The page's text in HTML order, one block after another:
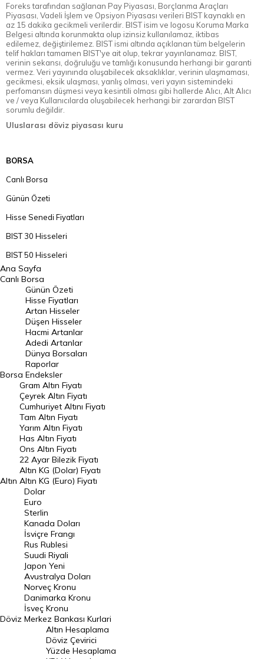
Foreks tarafından sağlanan Pay Piyasası, Borçlanma Araçları
Piyasası, Vadeli İşlem ve Opsiyon Piyasası verileri BIST kaynaklı en
az 15 dakika gecikmeli verilerdir. BIST isim ve logosu Koruma Marka
Belgesi altında korunmakta olup izinsiz kullanılamaz, iktibas
edilemez, değiştirilemez. BIST ismi altında açıklanan tüm belgelerin
telif hakları tamamen BIST'ye ait olup, tekrar yayınlanamaz. BIST,
verinin sekansı, doğruluğu ve tamlığı konusunda herhangi bir garanti
vermez. Veri yayınında oluşabilecek aksaklıklar, verinin ulaşmaması,
gecikmesi, eksik ulaşması, yanlış olması, veri yayın sistemindeki
perfomansın düşmesi veya kesintili olması gibi hallerde Alıcı, Alt Alıcı
ve / veya Kullanıcılarda oluşabilecek herhangi bir zarardan BIST
sorumlu değildir.
Uluslarası döviz piyasası kuru
BORSA
Canlı Borsa
Günün Özeti
Hisse Senedi Fiyatları
BIST 30 Hisseleri
BIST 50 Hisseleri
BIST 100 Hisseleri
En Çok Artan Hisseler
En Çok Düşen Hisseler
Hacmi Artanlar
Geçmiş Kapanışlar
Dünya Borsaları
Raporlar
Endeksler
DÖVİZ
Döviz Kuru
Dolar Kuru
Euro Kuru
Pound Kuru
Frank Kuru
Riyal Kuru
Avustralya Doları
Danimarka Kronu Kuru
Kanada Doları Kuru
Norveç Kronu Kuru
İsveç Kronu Kuru
Japon Yeni Kuru
Ana Sayfa
Canlı Borsa
Borsa
Günün Özeti
Hisse Fiyatları
Artan Hisseler
Düşen Hisseler
Hacmi Artanlar
Adedi Artanlar
Dünya Borsaları
Raporlar
Endeksler
Altın
Gram Altın Fiyatı
Çeyrek Altın Fiyatı
Cumhuriyet Altını Fiyatı
Tam Altın Fiyatı
Yarım Altın Fiyatı
Has Altın Fiyatı
Ons Altın Fiyatı
22 Ayar Bilezik Fiyatı
Altın KG (Dolar) Fiyatı
Altın KG (Euro) Fiyatı
Döviz
Dolar
Euro
Sterlin
Kanada Doları
İsviçre Frangı
Rus Rublesi
Suudi Riyali
Japon Yeni
Avustralya Doları
Norveç Kronu
Danimarka Kronu
İsveç Kronu
Merkez Bankası Kurlari
Altın Hesaplama
Döviz Çevirici
Yüzde Hesaplama